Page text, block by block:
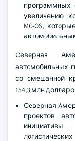
программных
увеличению
MC-OS,
Северная
автомобильных
со смешанной
154,3 млн
Северная
проектов